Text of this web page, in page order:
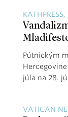
KATHPRESS,
Pútnickým
júla na 28.
VATICAN